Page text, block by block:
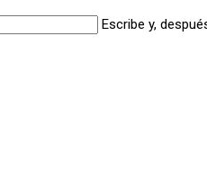
Escribe y,